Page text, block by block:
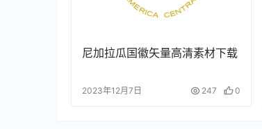
尼加拉瓜国徽矢量高清素材下载
2023年12月7日 247 0